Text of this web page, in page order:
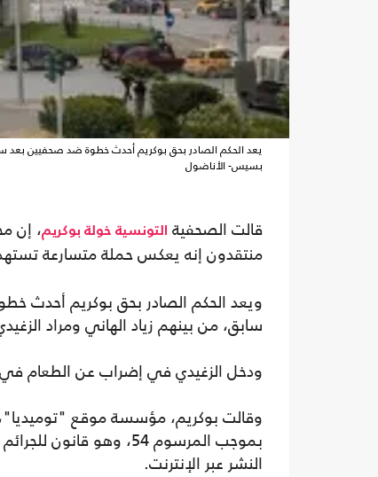
يعد الحكم الصادر بحق بوكريم أحدث خطوة ضد صحفيين بعد
بسيس- الأناضول
قالت الصحفية التونسية خولة بوكريم، إن
منتقدون إنه يعكس حملة متسارعة
ويعد الحكم الصادر بحق بوكريم
سابق، من بينهم زياد الهاني ومراد
ودخل الزغيدي في إضراب عن الطعام في
وقالت بوكريم، مؤسسة موقع "توميديا"،
النشر عبر الإنترنت.